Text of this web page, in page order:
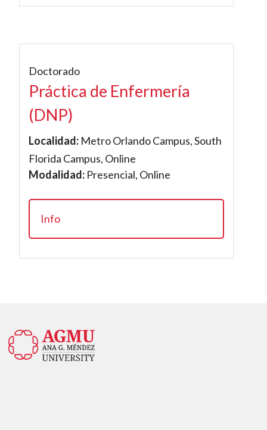
Doctorado
Práctica de Enfermería
(DNP)
Localidad: Metro Orlando Campus, South
Florida Campus, Online
Modalidad: Presencial, Online
Info